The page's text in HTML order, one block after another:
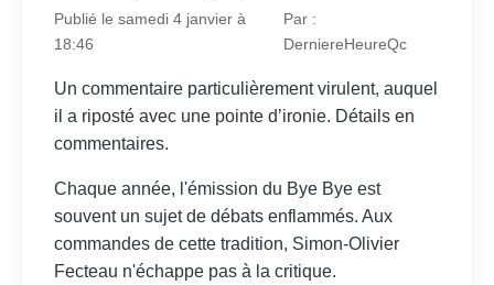
Publié le samedi 4 janvier à
18:46
Par :
DerniereHeureQc
Un commentaire particulièrement virulent, auquel
il a riposté avec une pointe d’ironie. Détails en
commentaires.
Chaque année, l'émission du Bye Bye est
souvent un sujet de débats enflammés. Aux
commandes de cette tradition, Simon-Olivier
Fecteau n'échappe pas à la critique.